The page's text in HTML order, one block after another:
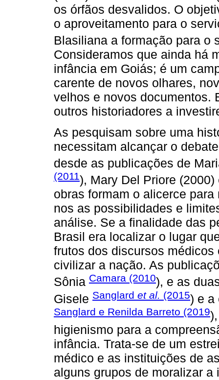
os órfãos desvalidos. O
o aproveitamento para o
Blasiliana a formação para o
Consideramos que ainda há
infância em Goiás; é um
carente de novos olhares,
velhos e novos documentos.
outros historiadores a
As pesquisam sobre uma
necessitam alcançar o
desde as publicações de
(2011), Mary Del Priore
obras formam o alicerce
nos as possibilidades e
análise. Se a finalidade das
Brasil era localizar o lugar
frutos dos discursos
civilizar a nação. As
Sônia Camara (2010), e as
Gisele Sanglard et al. (2015) e a
Sanglard e Renilda Barreto (2019
higienismo para a
infância. Trata-se de um
médico e as instituições de
alguns grupos de moralizar a